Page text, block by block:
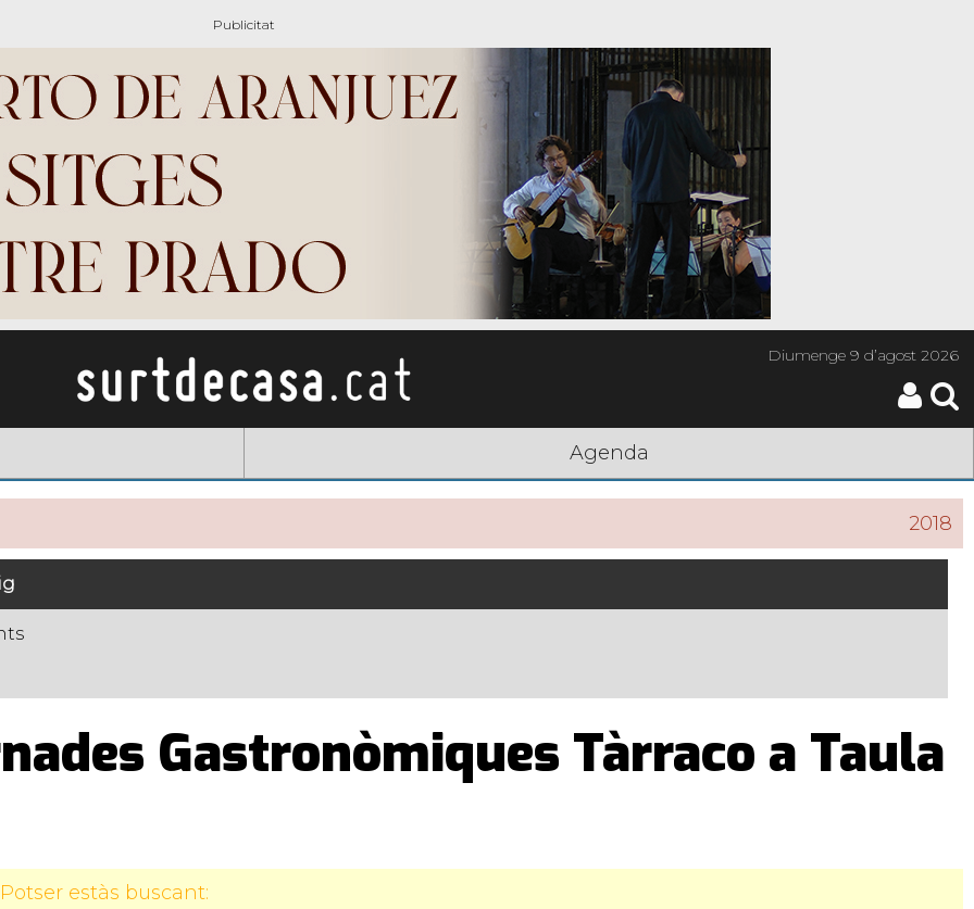
Diumenge9 d’agost 2026
Agenda
2018
Gastronòmiques Tàrraco a Taula
estàs buscant: